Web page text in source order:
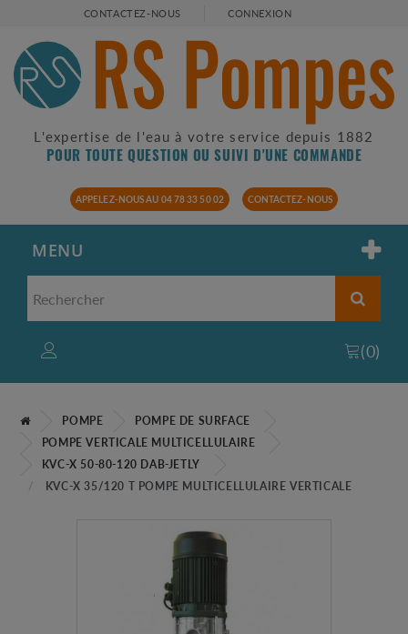
CONTACTEZ-NOUS CONNEXION
L'expertise de l'eau à votre service depuis 1882
POUR TOUTE QUESTION OU SUIVI D'UNE COMMANDE
APPELEZ-NOUS AU 04 78 33 50 02 CONTACTEZ-NOUS
MENU
(0)
POMPE
POMPE DE SURFACE
POMPE VERTICALE MULTICELLULAIRE
KVC-X 50-80-120 DAB-JETLY
KVC-X 35/120 T POMPE MULTICELLULAIRE VERTICALE